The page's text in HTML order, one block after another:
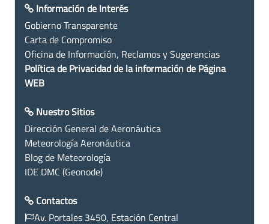
Información de Interés
Gobierno Transparente
Carta de Compromiso
Oficina de Información, Reclamos y Sugerencias
Política de Privacidad de la información de Página
WEB
Nuestro Sitios
Dirección General de Aeronáutica
Meteorología Aeronáutica
Blog de Meteorología
IDE DMC (Geonode)
Contactos
Av. Portales 3450, Estación Central